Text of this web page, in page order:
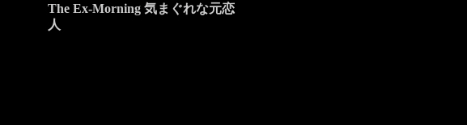
The Ex-Morning 気まぐれな元恋
人